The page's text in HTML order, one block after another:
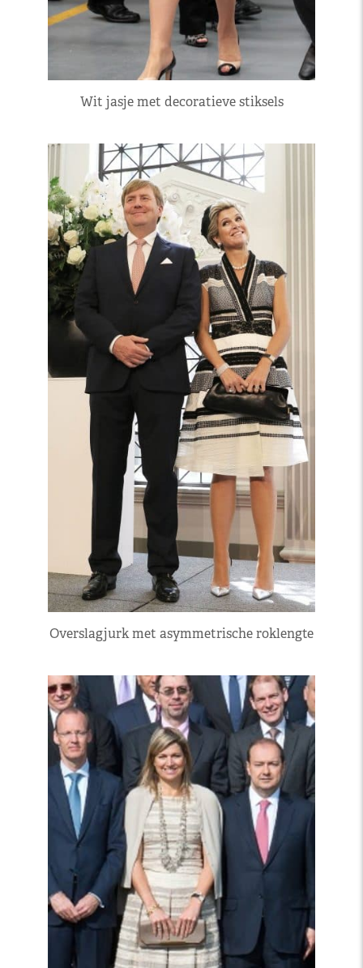
Wit jasje met decoratieve stiksels
Overslagjurk met asymmetrische roklengte